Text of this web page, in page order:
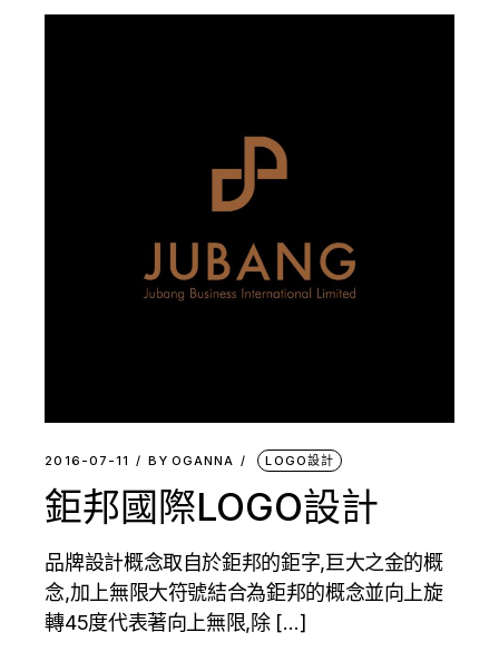
2016-07-11 BY OGANNA LOGO設計
鉅邦國際LOGO設計
品牌設計概念取自於鉅邦的鉅字,巨大之金的概
念,加上無限大符號結合為鉅邦的概念並向上旋
轉45度代表著向上無限,除 […]